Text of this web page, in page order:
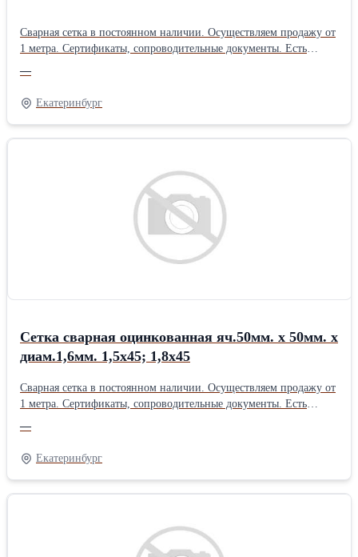
Сварная сетка в постоянном наличии. Осуществляем продажу от
1 метра. Сертификаты, сопроводительные документы. Есть
http://pt096.ru или отправив свой заказ на почту zakaz@pt096.ru
—
Екатеринбург
Сетка сварная оцинкованная яч.50мм. х 50мм. х
диам.1,6мм. 1,5х45; 1,8х45
Сварная сетка в постоянном наличии. Осуществляем продажу от
1 метра. Сертификаты, сопроводительные документы. Есть
http://pt096.ru или отправив свой заказ на почту zakaz@pt096.ru
—
Екатеринбург